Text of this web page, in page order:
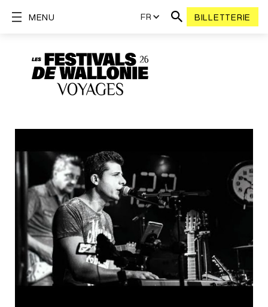
FR BILLETTERIE
MENU